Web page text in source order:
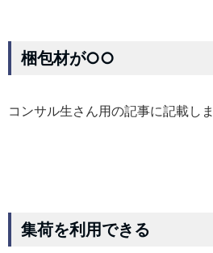
梱包材が○○
コンサル生さん用の記事に記載しま
集荷を利用できる